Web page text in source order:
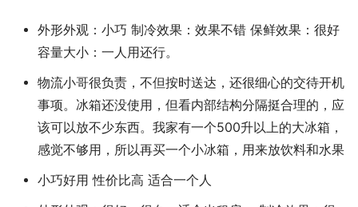
外形外观：小巧 制冷效果：效果不错 保鲜效果：很好
容量大小：一人用还行。
物流小哥很负责，不但按时送达，还很细心的交待开机
事项。冰箱还没使用，但看内部结构分隔挺合理的，应
该可以放不少东西。我家有一个500升以上的大冰箱，
感觉不够用，所以再买一个小冰箱，用来放饮料和水果
小巧好用 性价比高 适合一个人